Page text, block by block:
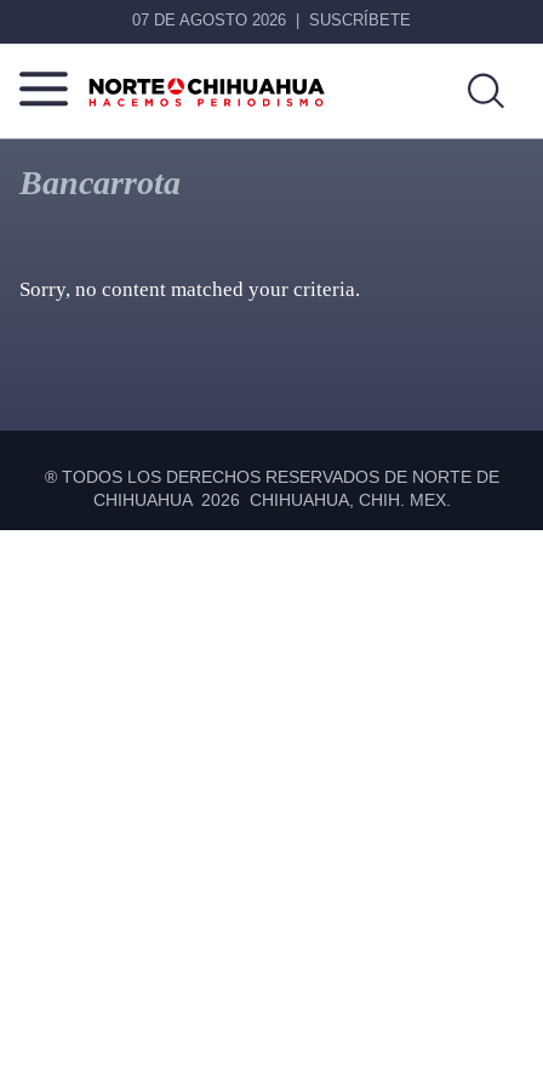
07 DE AGOSTO 2026 SUSCRÍBETE
Norte
Chihuahua
Más
que
noticias,
Bancarrota
Sorry, no content matched your criteria.
® TODOS LOS DERECHOS RESERVADOS DE NORTE DE
CHIHUAHUA 2026 CHIHUAHUA, CHIH. MEX.